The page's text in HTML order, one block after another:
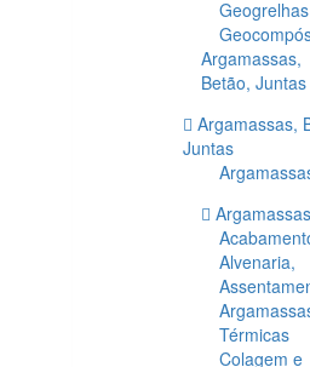
Geogrelhas
Argamassas,
Betão, Juntas
Argamassas,
Juntas
Argamassas
Alvenaria,
Térmicas
Colagem e